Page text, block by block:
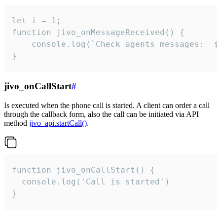
let i = 1;
function jivo_onMessageReceived() {
}
jivo_onCallStart#
Is executed when the phone call is started. A client can order a call
through the callback form, also the call can be initiated via API
method jivo_api.startCall().
function jivo_onCallStart() {
  console.log('Call is started')
}